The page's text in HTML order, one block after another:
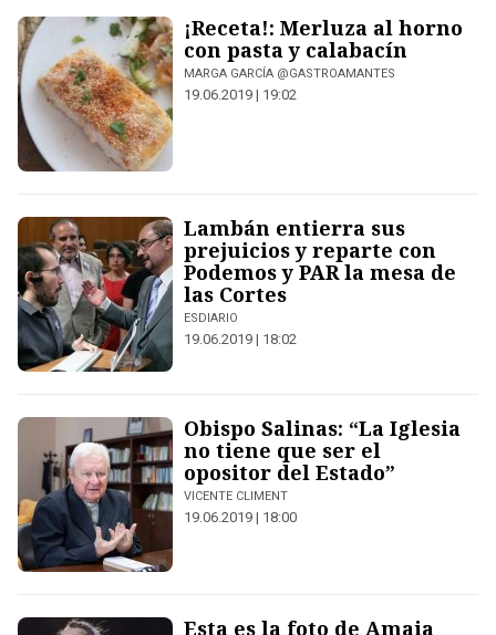
¡Receta!: Merluza al horno
con pasta y calabacín
MARGA GARCÍA @GASTROAMANTES
19.06.2019 | 19:02
Lambán entierra sus
prejuicios y reparte con
Podemos y PAR la mesa de
las Cortes
ESDIARIO
19.06.2019 | 18:02
Obispo Salinas: “La Iglesia
no tiene que ser el
opositor del Estado”
VICENTE CLIMENT
19.06.2019 | 18:00
Esta es la foto de Amaia